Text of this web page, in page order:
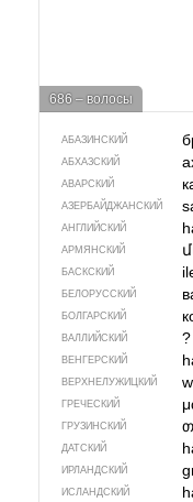
686 – волосы
АБАЗИНСКИЙ
АБХАЗСКИЙ
АВАРСКИЙ
АЗЕРБАЙДЖАН­СКИЙ
АНГЛИЙСКИЙ
АРМЯНСКИЙ
БАСКСКИЙ
БЕЛОРУССКИЙ
БОЛГАРСКИЙ
ВАЛЛИЙСКИЙ ?
ВЕНГЕРСКИЙ
ВЕРХНЕЛУЖИЦКИЙ
ГРЕЧЕСКИЙ
ГРУЗИНСКИЙ
ДАТСКИЙ
ИРЛАНДСКИЙ
ИСЛАНДСКИЙ